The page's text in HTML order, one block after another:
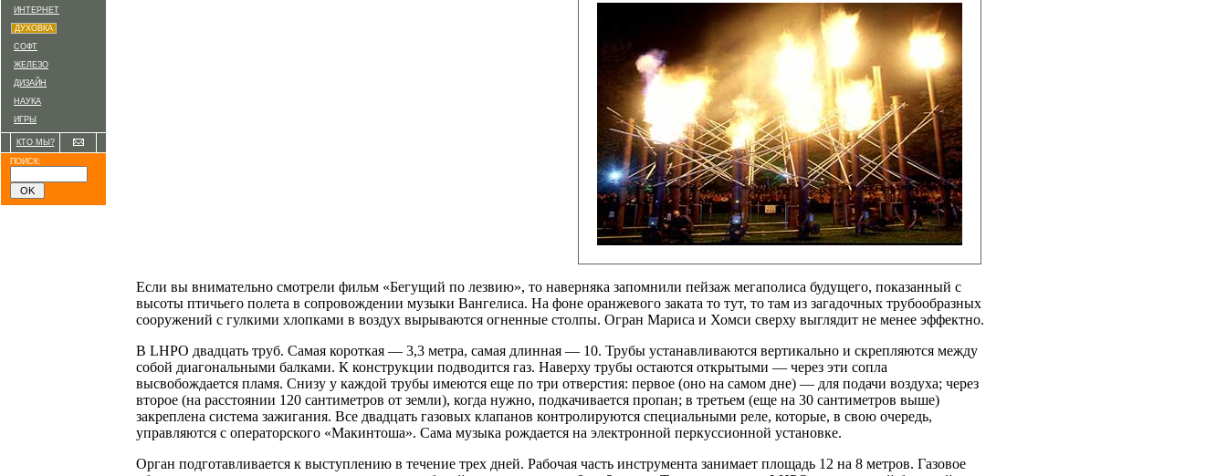
ИНТЕРНЕТ
ДУХОВКА
СОФТ
ЖЕЛЕЗО
ДИЗАЙН
НАУКА
ИГРЫ
КТО МЫ?
ПОИСК:
Если вы внимательно смотрели фильм «Бегущий по лезвию», то наверняка запомнили пейзаж мегаполиса будущего, показанный с
высоты птичьего полета в сопровождении музыки Вангелиса. На фоне оранжевого заката то тут, то там из загадочных трубообразных
сооружений с гулкими хлопками в воздух вырываются огненные столпы. Огран Мариса и Хомси сверху выглядит не менее эффектно.
В LHPO двадцать труб. Самая короткая — 3,3 метра, самая длинная — 10. Трубы устанавливаются вертикально и скрепляются между
собой диагональными балками. К конструкции подводится газ. Наверху трубы остаются открытыми — через эти сопла
высвобождается пламя. Снизу у каждой трубы имеются еще по три отверстия: первое (оно на самом дне) — для подачи воздуха; через
второе (на расстоянии 120 сантиметров от земли), когда нужно, подкачивается пропан; в третьем (еще на 30 сантиметров выше)
закреплена система зажигания. Все двадцать газовых клапанов контролируются специальными реле, которые, в свою очередь,
управляются с операторского «Макинтоша». Сама музыка рождается на электронной перкуссионной установке.
Орган подготавливается к выступлению в течение трех дней. Рабочая часть инструмента занимает площадь 12 на 8 метров. Газовое